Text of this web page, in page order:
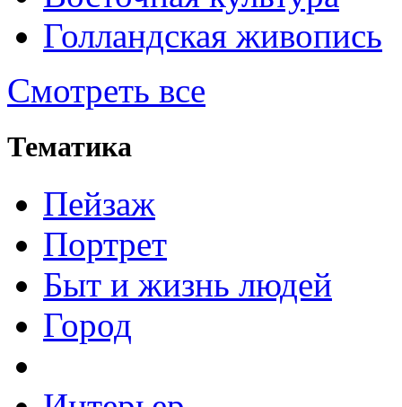
Голландская живопись
Смотреть все
Тематика
Пейзаж
Портрет
Быт и жизнь людей
Город